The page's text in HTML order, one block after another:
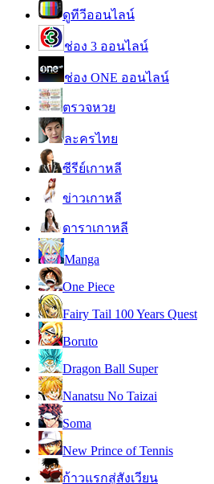
ดูทีวีออนไลน์
ช่อง 3 ออนไลน์
ช่อง ONE ออนไลน์
ตรวจหวย
ละครไทย
ซีรีย์เกาหลี
ข่าวเกาหลี
ดาราเกาหลี
Manga
One Piece
Fairy Tail 100 Years Quest
Boruto
Dragon Ball Super
Nanatsu No Taizai
Soma
New Prince of Tennis
ก้าวแรกสู่สังเวียน